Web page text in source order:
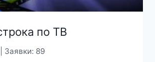
по ТВ
Заявки: 89